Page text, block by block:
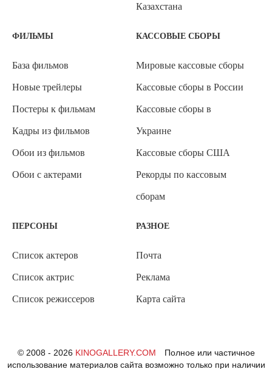
Казахстана
ФИЛЬМЫ
База фильмов
Новые трейлеры
Постеры к фильмам
Кадры из фильмов
Обои из фильмов
Обои с актерами
КАССОВЫЕ СБОРЫ
Мировые кассовые сборы
Кассовые сборы в России
Кассовые сборы в
Украине
Кассовые сборы США
Рекорды по кассовым
сборам
ПЕРСОНЫ
Список актеров
Список актрис
Список режиссеров
РАЗНОЕ
Почта
Реклама
Карта сайта
© 2008 - 2026 KINOGALLERY.COM
Полное или частичное
использование материалов сайта возможно только при наличии